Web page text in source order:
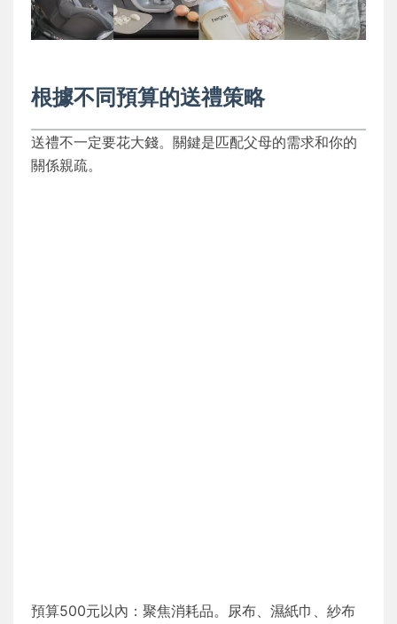
根據不同預算的送禮策略
送禮不一定要花大錢。關鍵是匹配父母的需求和你的
關係親疏。
預算500元以內：聚焦消耗品。尿布、濕紙巾、紗布